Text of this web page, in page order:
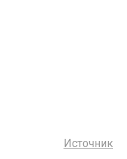
Источник